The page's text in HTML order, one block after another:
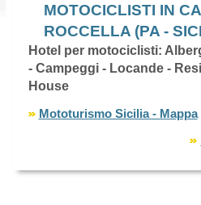
MOTOCICLISTI IN
ROCCELLA (PA -
Hotel per motociclisti:
- Campeggi - Locande -
House
Mototurismo Sicilia - Mappa